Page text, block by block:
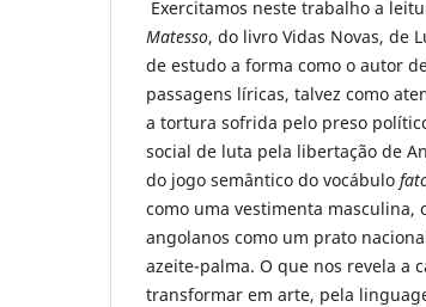
Exercitamos neste trabalho a
Matesso, do livro Vidas Novas, de
de estudo a forma como o autor
passagens líricas, talvez como
a tortura sofrida pelo preso
social de luta pela libertação de
do jogo semântico do vocábulo
como uma vestimenta masculina,
angolanos como um prato
azeite-palma. O que nos revela a
transformar em arte, pela